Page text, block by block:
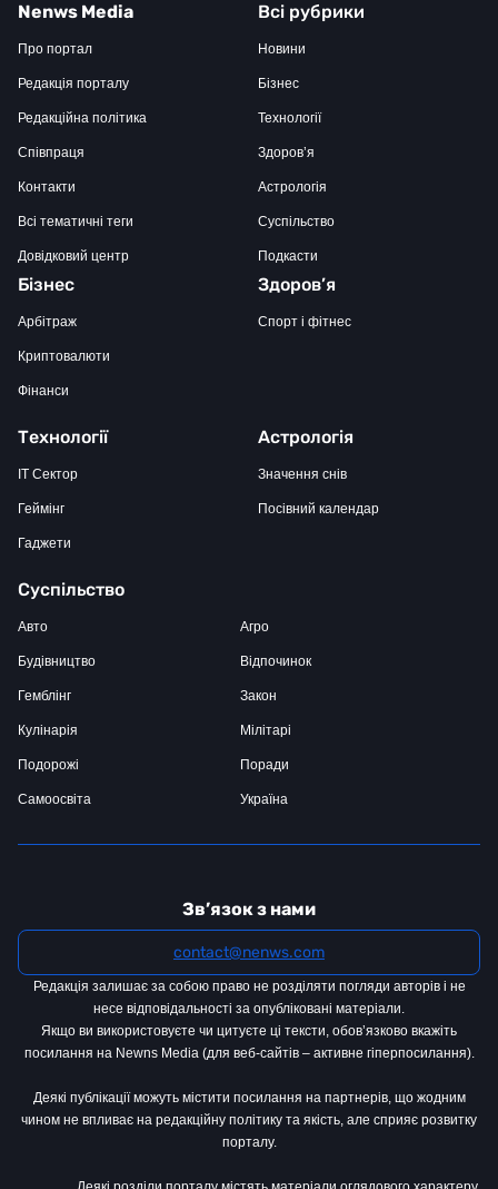
Nenws Media
Про портал
Редакція порталу
Редакційна політика
Співпраця
Контакти
Всі тематичні теги
Довідковий центр
Всі рубрики
Новини
Бізнес
Технології
Здоров’я
Астрологія
Суспільство
Подкасти
Бізнес
Арбітраж
Криптовалюти
Фінанси
Здоров’я
Спорт і фітнес
Технології
IT Сектор
Геймінг
Гаджети
Астрологія
Значення снів
Посівний календар
Суспільство
Авто Агро
Будівництво Відпочинок
Гемблінг Закон
Кулінарія Мілітарі
Подорожі Поради
Самоосвіта Україна
Зв’язок з нами
contact@nenws.com
Редакція залишає за собою право не розділяти погляди авторів і не
несе відповідальності за опубліковані матеріали.
Якщо ви використовуєте чи цитуєте ці тексти, обов’язково вкажіть
посилання на Newns Media (для веб-сайтів – активне гіперпосилання).
Деякі публікації можуть містити посилання на партнерів, що жодним
чином не впливає на редакційну політику та якість, але сприяє розвитку
порталу.